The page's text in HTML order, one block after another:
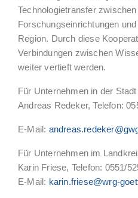
Technologietransfer zwischen
Forschungseinrichtungen
Region. Durch diese
Verbindungen zwischen
weiter vertieft werden.
Für Unternehmen in der
Andreas Redeker, Telefon:
E-Mail:
Für Unternehmen im
Karin Friese, Telefon: 0551/
E-Mail: karin.friese@wrg-